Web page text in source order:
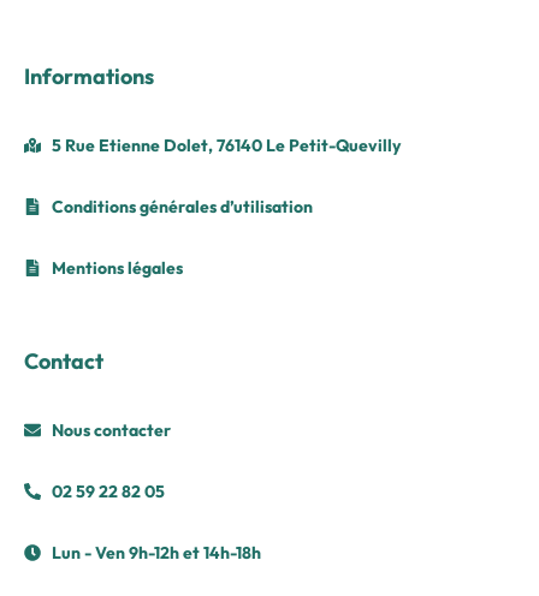
Informations
5 Rue Etienne Dolet, 76140 Le Petit-Quevilly
Conditions générales d’utilisation
Mentions légales
Contact
Nous contacter
02 59 22 82 05
Lun - Ven 9h-12h et 14h-18h